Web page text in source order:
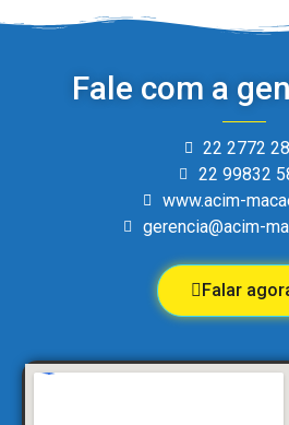
Fale com a
22 2772
22 99832
www.acim-
gerencia@acim-
Falar